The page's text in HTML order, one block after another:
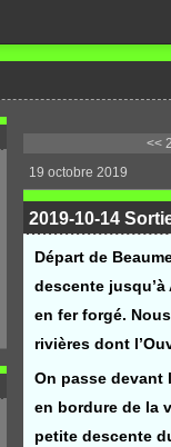
<<
19 octobre 2019
2019-10-14
Départ de
descente
en fer forgé.
rivières dont
On passe devant
en bordure de la
petite descente